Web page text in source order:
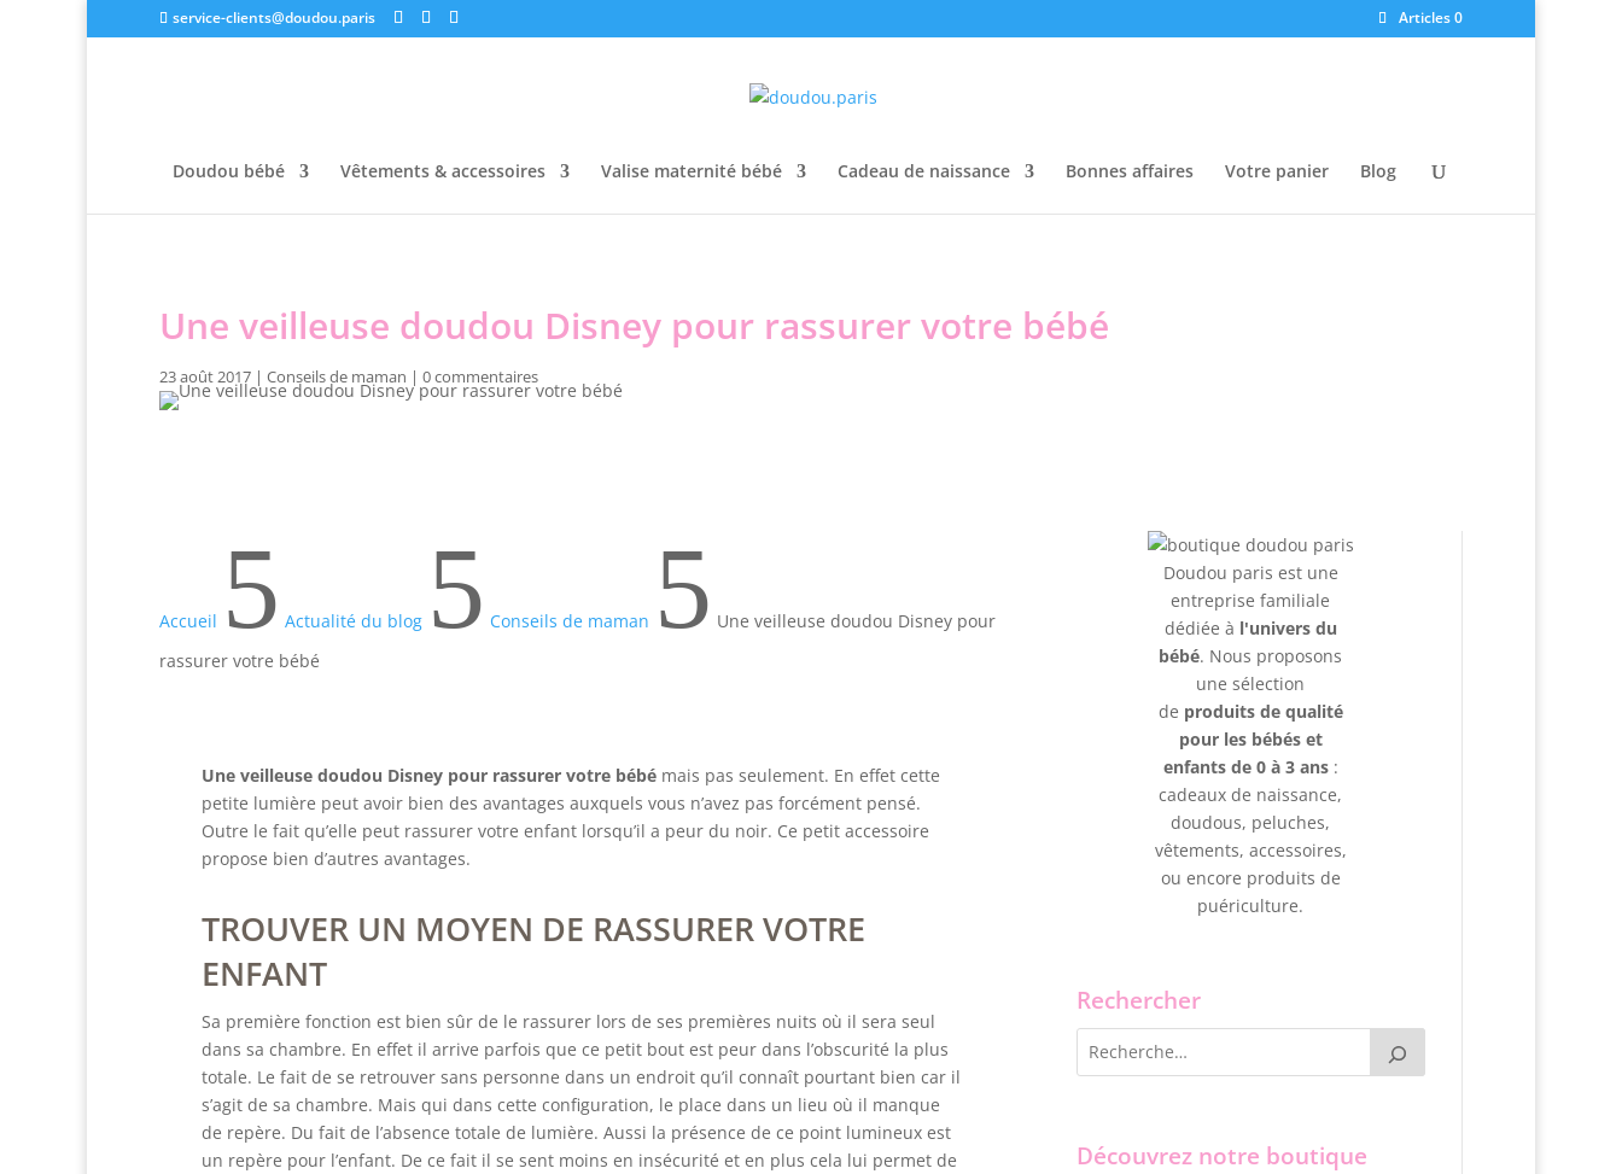
service-clients@doudou.paris Articles 0
Doudou bébé Vêtements & accessoires Valise maternité bébé Cadeau de naissance Bonnes affaires Votre panier Blog
Une veilleuse doudou Disney pour rassurer votre bébé
23 août 2017 | Conseils de maman | 0 commentaires
Accueil 5 Actualité du blog 5 Conseils de maman 5 Une veilleuse doudou Disney pour
rassurer votre bébé
Une veilleuse doudou Disney pour rassurer votre bébé mais pas seulement. En effet cette
petite lumière peut avoir bien des avantages auxquels vous n’avez pas forcément pensé.
Outre le fait qu’elle peut rassurer votre enfant lorsqu’il a peur du noir. Ce petit accessoire
propose bien d’autres avantages.
TROUVER UN MOYEN DE RASSURER VOTRE
ENFANT
Sa première fonction est bien sûr de le rassurer lors de ses premières nuits où il sera seul
dans sa chambre. En effet il arrive parfois que ce petit bout est peur dans l’obscurité la plus
totale. Le fait de se retrouver sans personne dans un endroit qu’il connaît pourtant bien car il
s’agit de sa chambre. Mais qui dans cette configuration, le place dans un lieu où il manque
de repère. Du fait de l’absence totale de lumière. Aussi la présence de ce point lumineux est
un repère pour l’enfant. De ce fait il se sent moins en insécurité et en plus cela lui permet de
Doudou paris est une
entreprise familiale
dédiée à l'univers du
bébé. Nous proposons
une sélection
de produits de qualité
pour les bébés et
enfants de 0 à 3 ans:
cadeaux de naissance,
doudous, peluches,
vêtements, accessoires,
ou encore produits de
puériculture.
Rechercher
Découvrez notre boutique